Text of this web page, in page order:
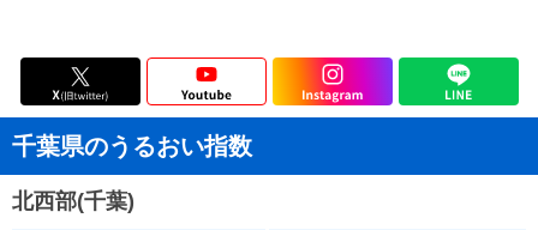
千葉県のうるおい指数
北西部(千葉)